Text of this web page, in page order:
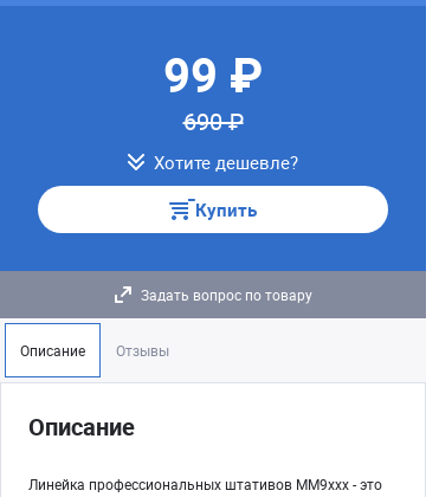
99 ₽
690 ₽
Хотите дешевле?
Купить
Задать вопрос по товару
Описание Отзывы
Описание
Линейка профессиональных штативов MM9xxx - это